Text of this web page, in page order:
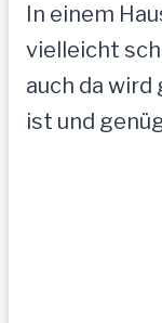
In einem
vielleicht
auch da wird
ist und